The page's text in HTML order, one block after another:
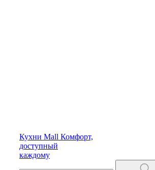
Кухни Mall Комфорт,
доступный
каждому